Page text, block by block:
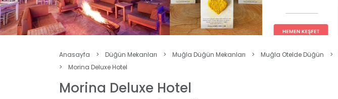
Anasayfa > Düğün Mekanları > Muğla Düğün Mekanları > Muğla Otelde Düğün >
>
Morina Deluxe Hotel
Morina Deluxe Hotel